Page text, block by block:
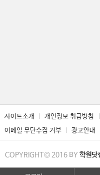
사이트소개 개인정보 취급방침
이메일 무단수집 거부
광고안내
COPYRIGHT© 2016 BY 학원닷